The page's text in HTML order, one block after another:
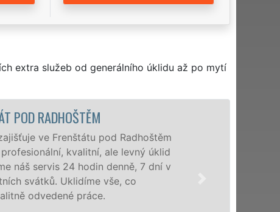
extra služeb od generálního úklidu až po mytí
RADHOŠTĚM
ve Frenštátu pod Radhoštěm
kvalitní, ale levný úklid
servis 24 hodin denně, 7 dní v
svátků. Uklidíme vše, co
odvedené práce.